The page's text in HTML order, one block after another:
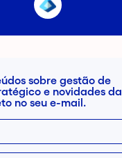
sobre gestão de
e novidades da
no seu e-mail.